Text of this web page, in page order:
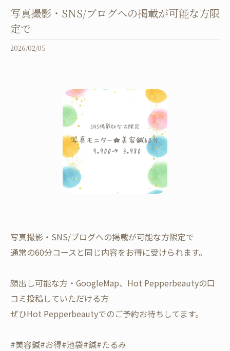
写真撮影・SNS/ブログへの掲載が可能な方限
定で
2026/02/05
写真撮影・SNS/ブログへの掲載が可能な方限定で
通常の60分コースと同じ内容をお得に受けられます。
顔出し可能な方・GoogleMap、Hot Pepperbeautyの口
コミ投稿していただける方
ぜひHot Pepperbeautyでのご予約お待ちしてます。
#美容鍼#お得#池袋#鍼#たるみ